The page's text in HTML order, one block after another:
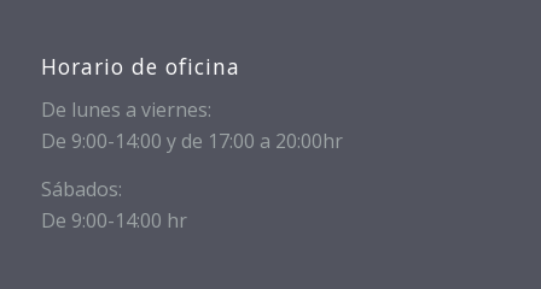
Horario de oficina
De lunes a viernes:
De 9:00-14:00 y de 17:00 a 20:00hr
Sábados:
De 9:00-14:00 hr